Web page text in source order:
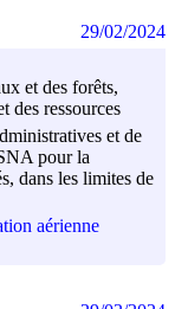
et des forêts,
des ressources
et de
pour la
dans les limites de
aérienne
29/02/2024